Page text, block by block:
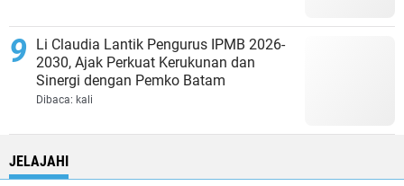
Li Claudia Lantik Pengurus IPMB 2026-
2030, Ajak Perkuat Kerukunan dan
Sinergi dengan Pemko Batam
Dibaca: kali
JELAJAHI